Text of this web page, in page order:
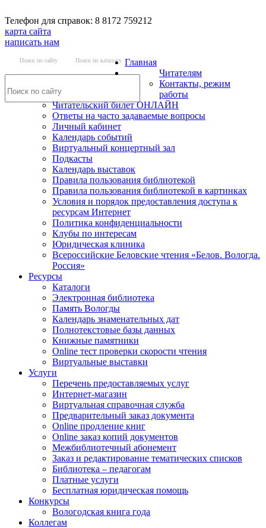
Телефон для справок: 8 8172 759212
карта сайта
написать нам
Поиск по сайту Поиск по каталогу Главная
Читателям
Контакты, режим
работы
Читательский билет ОНЛАЙН
Ответы на часто задаваемые вопросы
Личный кабинет
Календарь событий
Виртуальный концертный зал
Подкасты
Календарь выставок
Правила пользования библиотекой
Правила пользования библиотекой в картинках
Условия и порядок предоставления доступа к
ресурсам Интернет
Политика конфиденциальности
Клубы по интересам
Юридическая клиника
Всероссийские Беловские чтения «Белов. Вологда.
Россия»
Ресурсы
Каталоги
Электронная библиотека
Память Вологды
Календарь знаменательных дат
Полнотекстовые базы данных
Книжные памятники
Online тест проверки скорости чтения
Виртуальные выставки
Услуги
Перечень предоставляемых услуг
Интернет-магазин
Виртуальная справочная служба
Предварительный заказ документа
Online продление книг
Online заказ копий документов
Межбиблиотечный абонемент
Заказ и редактирование тематических списков
Библиотека – педагогам
Платные услуги
Бесплатная юридическая помощь
Конкурсы
Вологодская книга года
Коллегам